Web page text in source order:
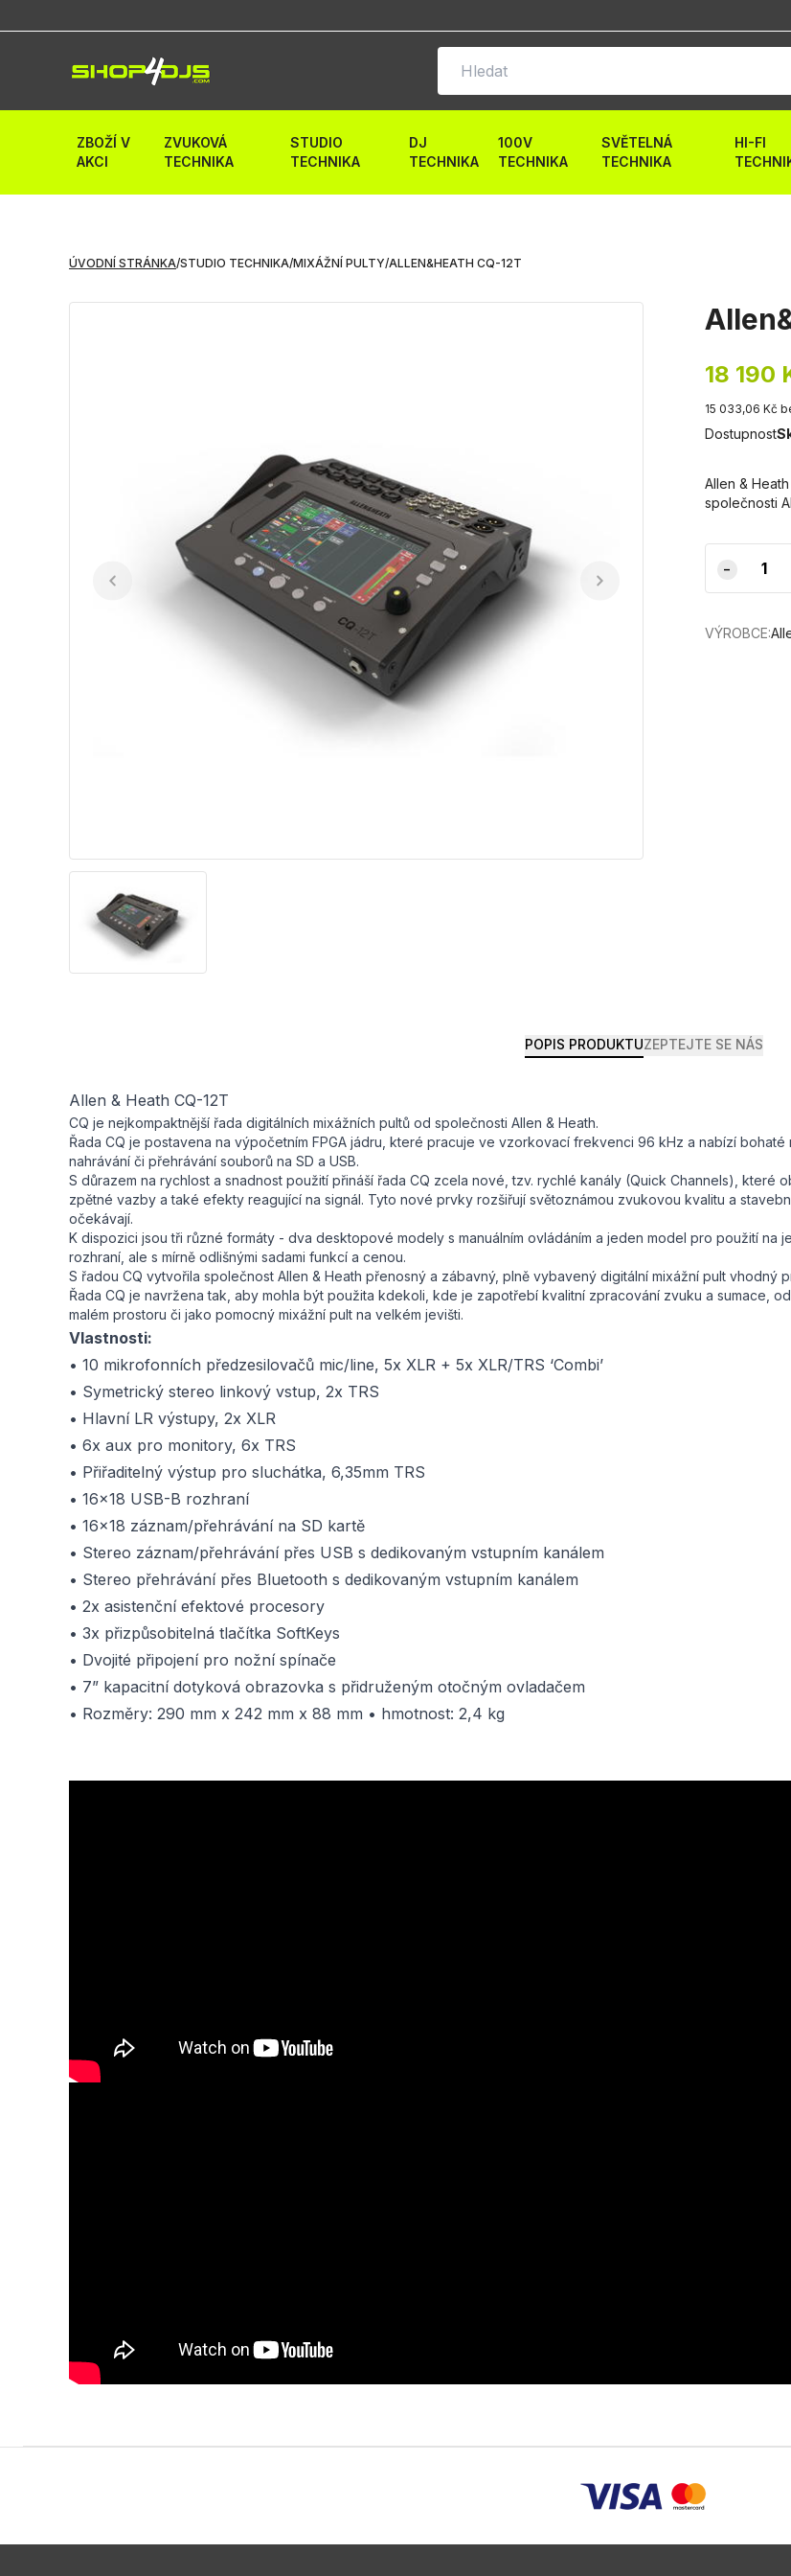
ZBOŽÍ V
AKCI
ZVUKOVÁ
TECHNIKA
STUDIO
TECHNIKA
DJ
TECHNIKA
100V
TECHNIKA
SVĚTELNÁ
TECHNIKA
HI-FI
ÚVODNÍ STRÁNKA/STUDIO TECHNIKA/MIXÁŽNÍ PULTY/ALLEN&HEATH CQ-12T
18 190
15 033,06 Kč
Dostupnost
Allen &
společnosti
-
VÝROBCE:
POPIS PRODUKTUZEPTEJTE SE NÁS
Allen & Heath CQ-12T
CQ je nejkompaktnější řada digitálních mixážních pultů od společnosti Allen & Heath.
Řada CQ je postavena na výpočetním FPGA jádru, které pracuje ve vzorkovací frekvenci 96 kHz a nabízí
nahrávání či přehrávání souborů na SD a USB.
S důrazem na rychlost a snadnost použití přináší řada CQ zcela nové, tzv. rychlé kanály (Quick Channels), které
zpětné vazby a také efekty reagující na signál. Tyto nové prvky rozšiřují světoznámou zvukovou kvalitu a
očekávají.
K dispozici jsou tři různé formáty - dva desktopové modely s manuálním ovládáním a jeden model pro použití na
rozhraní, ale s mírně odlišnými sadami funkcí a cenou.
S řadou CQ vytvořila společnost Allen & Heath přenosný a zábavný, plně vybavený digitální mixážní pult vhodný
Řada CQ je navržena tak, aby mohla být použita kdekoli, kde je zapotřebí kvalitní zpracování zvuku a sumace,
malém prostoru či jako pomocný mixážní pult na velkém jevišti.
Vlastnosti:
• 10 mikrofonních předzesilovačů mic/line, 5x XLR + 5x XLR/TRS ‘Combi’
• Symetrický stereo linkový vstup, 2x TRS
• Hlavní LR výstupy, 2x XLR
• 6x aux pro monitory, 6x TRS
• Přiřaditelný výstup pro sluchátka, 6,35mm TRS
• 16x18 USB-B rozhraní
• 16x18 záznam/přehrávání na SD kartě
• Stereo záznam/přehrávání přes USB s dedikovaným vstupním kanálem
• Stereo přehrávání přes Bluetooth s dedikovaným vstupním kanálem
• 2x asistenční efektové procesory
• 3x přizpůsobitelná tlačítka SoftKeys
• Dvojité připojení pro nožní spínače
• 7” kapacitní dotyková obrazovka s přidruženým otočným ovladačem
• Rozměry: 290 mm x 242 mm x 88 mm • hmotnost: 2,4 kg